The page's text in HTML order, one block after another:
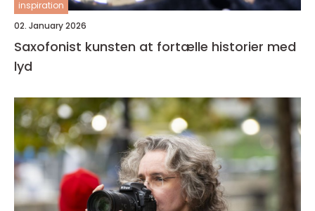
inspiration
02. January 2026
Saxofonist kunsten at fortælle historier med
lyd